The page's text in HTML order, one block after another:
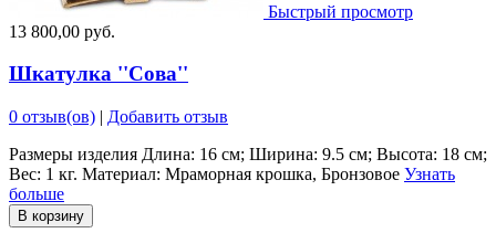
Быстрый просмотр
13 800,00 руб.
Шкатулка ''Сова''
0 отзыв(ов) | Добавить отзыв
Размеры изделия Длина: 16 см; Ширина: 9.5 см; Высота: 18 см;
Вес: 1 кг. Материал: Мраморная крошка, Бронзовое Узнать
больше
В корзину